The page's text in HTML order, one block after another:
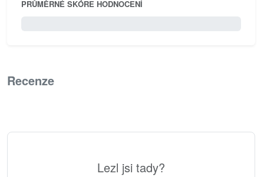
PRŮMĚRNÉ SKÓRE HODNOCENÍ
Recenze
Lezl jsi tady?